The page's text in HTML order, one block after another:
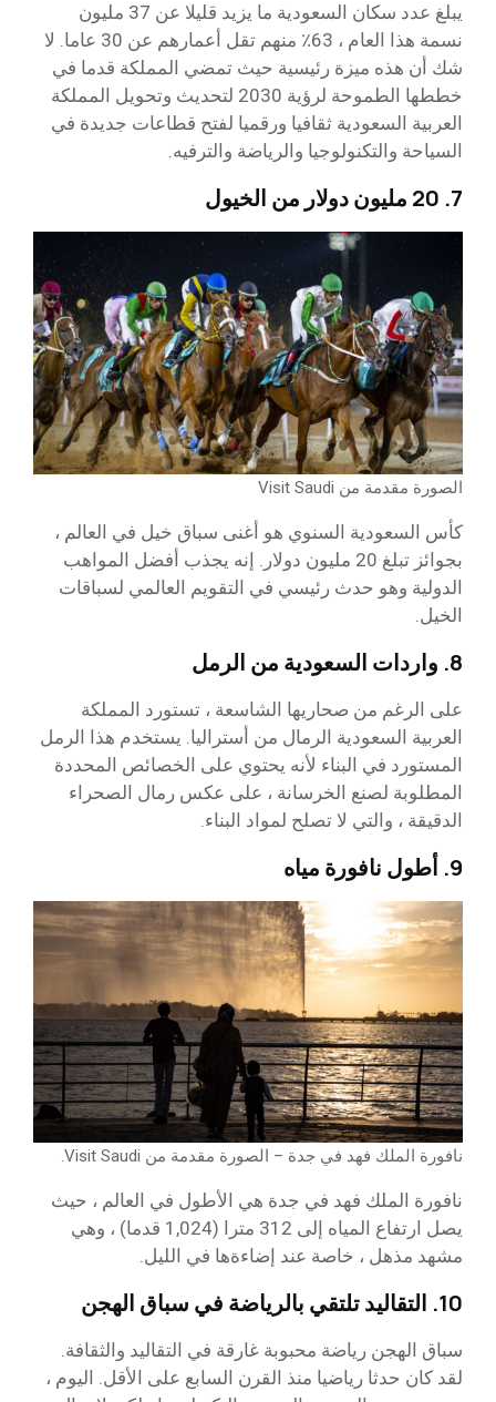
يبلغ عدد سكان السعودية ما يزيد قليلا عن 37 مليون
نسمة هذا العام ، 63٪ منهم تقل أعمارهم عن 30 عاما. لا
شك أن هذه ميزة رئيسية حيث تمضي المملكة قدما في
خططها الطموحة لرؤية 2030 لتحديث وتحويل المملكة
العربية السعودية ثقافيا ورقميا لفتح قطاعات جديدة في
السياحة والتكنولوجيا والرياضة والترفيه.
7. 20 مليون دولار من الخيول
الصورة مقدمة من Visit Saudi
كأس السعودية السنوي هو أغنى سباق خيل في العالم ،
بجوائز تبلغ 20 مليون دولار. إنه يجذب أفضل المواهب
الدولية وهو حدث رئيسي في التقويم العالمي لسباقات
الخيل.
8. واردات السعودية من الرمل
على الرغم من صحاريها الشاسعة ، تستورد المملكة
العربية السعودية الرمال من أستراليا. يستخدم هذا الرمل
المستورد في البناء لأنه يحتوي على الخصائص المحددة
المطلوبة لصنع الخرسانة ، على عكس رمال الصحراء
الدقيقة ، والتي لا تصلح لمواد البناء.
9. أطول نافورة مياه
نافورة الملك فهد في جدة – الصورة مقدمة من Visit Saudi.
نافورة الملك فهد في جدة هي الأطول في العالم ، حيث
يصل ارتفاع المياه إلى 312 مترا (1,024 قدما) ، وهي
مشهد مذهل ، خاصة عند إضاءةها في الليل.
10. التقاليد تلتقي بالرياضة في سباق الهجن
سباق الهجن رياضة محبوبة غارقة في التقاليد والثقافة.
لقد كان حدثا رياضيا منذ القرن السابع على الأقل. اليوم ،